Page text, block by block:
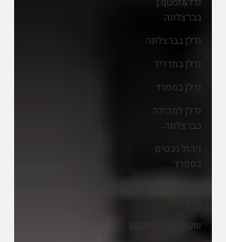
בברצלונה
נדלן בברצלונה
נדלן במדריד
נדלן בספרד
נדלן למכירה
בברצלונה
ניהול נכסים
בספרד
שעון הנדל&quot;ן